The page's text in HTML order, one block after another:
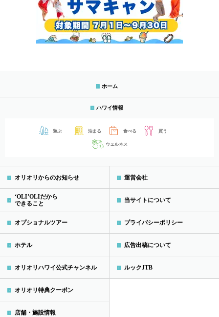
ホーム
ハワイ情報
遊ぶ 泊まる 食べる 買う
ウェルネス
オリオリからのお知らせ
‘OLI’OLIだから
できること
オプショナルツアー
ホテル
オリオリハワイ公式チャンネル
オリオリ特典クーポン
店舗・施設情報
運営会社
当サイトについて
プライバシーポリシー
広告出稿について
ルックJTB